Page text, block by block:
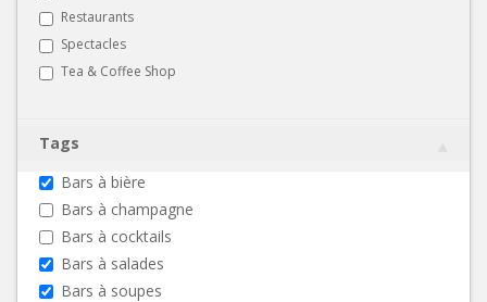
Restaurants
Spectacles
Tea & Coffee Shop
Tags
Bars à bière
Bars à champagne
Bars à cocktails
Bars à salades
Bars à soupes